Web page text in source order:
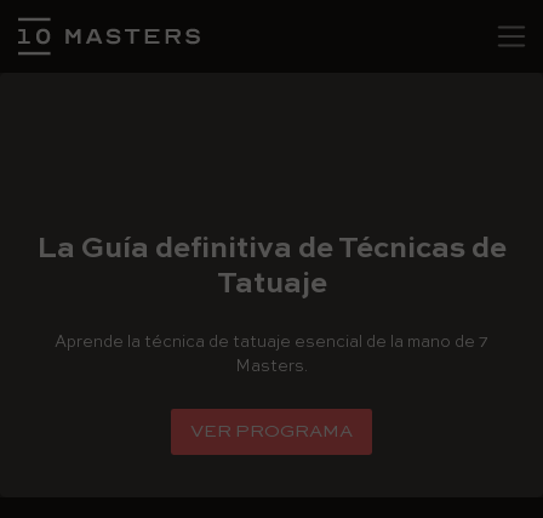
La Guía definitiva de Técnicas de
Tatuaje
Aprende la técnica de tatuaje esencial de la mano de 7
Masters.
VER PROGRAMA